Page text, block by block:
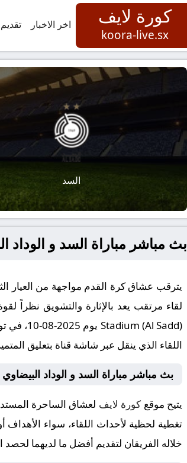
كورة لايف
koora-live.sx
اخر الاخبار
السد
بث مباشر مباراة السد و الوداد
يترقب عشاق كرة القدم مواجهة من العيار
اللقاء الذي ينقل عبر شاشة قناة بتعليق
بث مباشر مباراة السد و الوداد البيضاوي
يتيح موقع كورة لايف لعشاق الساحرة
تغطية لحظية لأحداث اللقاء، سواء الأهداف
خلاله الفريقان لتقديم أفضل ما لديهما لحصد